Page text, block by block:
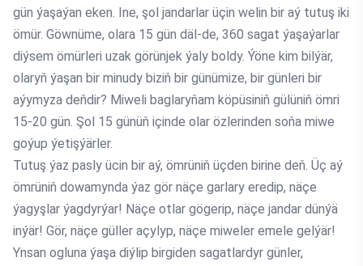
gün ýaşaýan eken. Ine, şol jandarlar üçin welin bir aý tutuş iki
ömür. Göwnüme, olara 15 gün däl-de, 360 sagat ýaşaýarlar
diýsem ömürleri uzak görünjek ýaly boldy. Ýöne kim bilýär,
olaryň ýaşan bir minudy biziň bir günümize, bir günleri bir
aýymyza deňdir? Miweli baglaryňam köpüsiniň gülüniň ömri
15-20 gün. Şol 15 günüň içinde olar özlerinden soňa miwe
goýup ýetişýärler.
Tutuş ýaz pasly ücin bir aý, ömrüniň üçden birine deň. Üç aý
ömrüniň dowamynda ýaz gör näçe garlary eredip, näçe
ýagyşlar ýagdyrýar! Näçe otlar gögerip, näçe jandar dünýä
inýär! Gör, näçe güller açylyp, näçe miweler emele gelýär!
Ynsan ogluna ýaşa diýlip birgiden sagatlardyr günler,